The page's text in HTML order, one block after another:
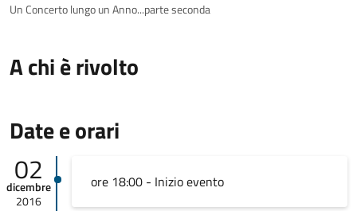
Un Concerto lungo un Anno...parte seconda
A chi è rivolto
Date e orari
02
dicembre
2016
ore 18:00 - Inizio evento